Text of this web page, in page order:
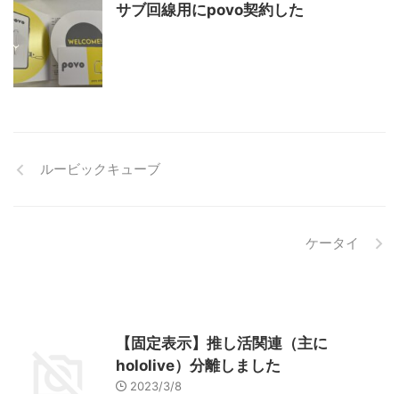
サブ回線用にpovo契約した
ルービックキューブ
ケータイ
【固定表示】推し活関連（主に
hololive）分離しました
2023/3/8